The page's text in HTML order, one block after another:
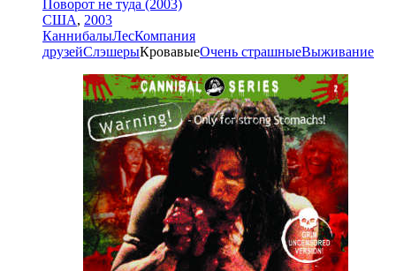
Поворот не туда (2003)
США, 2003
КаннибалыЛесКомпания
друзейСлэшерыКровавыеОчень страшныеВыживание